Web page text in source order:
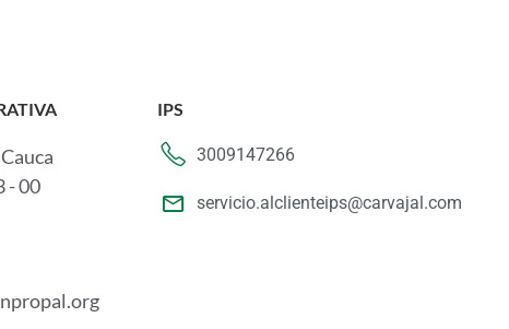
- 00
IPS
3009147266
servicio.alclienteips@carvajal.com